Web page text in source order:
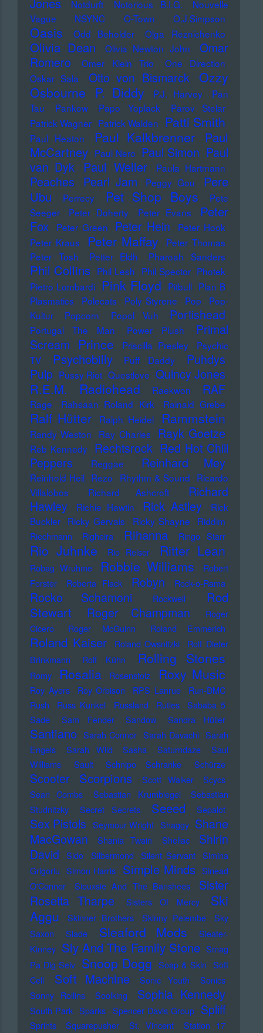
Jones Notdurft Notorious B.I.G.
Nouvelle
Vague
NSYNC O-Town O.J.Simpson
Oasis Odd Beholder Olga Reznichenko
Olivia Dean Olivia Newton John
Omar
Romero
Omer Klein Trio
One Direction
Oskar Sala
Otto von Bismarck Ozzy
Osbourne
P. Diddy P.J. Harvey
Pan
Tau
Pankow Papo Yoplack
Parov Stelar
Patrick Wagner Patrick Walden Patti Smith
Paul Heaton Paul Kalkbrenner
Paul
McCartney Paul Nero Paul Simon Paul
van Dyk Paul Weller Paula Hartmann
Peaches Pearl Jam Peggy Gou
Pere
Ubu
Perrecy Pet Shop Boys
Pete
Seeger
Peter Doherty Peter Evans
Peter
Fox
Peter Green Peter Hein
Peter Hook
Peter Kraus
Peter Maffay
Peter Thomas
Peter Tosh
Petter Eldh Pharoah Sanders
Phil Collins Phil Lesh Phil Spector Photek
Pietro Lombardi
Pink Floyd Pitbull Plan B
Plasmatics
Polecats Poly Styrene Pop
Pop-
Kultur
Popcorn Popol Vuh Portishead
Portugal The Man Power Plush
Primal
Scream
Prince Priscilla Presley
Psychic
TV
Psychobilly Puff Daddy
Puhdys
Pulp Pussy Riot Questlove Quincy Jones
R.E.M. Radiohead Raekwon RAF
Rage Rahsaan Roland Kirk Rainald Grebe
Ralf Hütter Ralph Heidel Rammstein
Randy Weston Ray Charles Rayk Goetze
Reb Kennedy Rechtsrock Red Hot Chili
Peppers
Reggae Reinhard Mey
Reinhold Heil Rezo Rhythm & Sound Ricardo
Villalobos
Richard Ashcroft
Richard
Hawley
Richie Hawtin Rick Astley
Rick
Buckler
Ricky Gervais Ricky Shayne Riddim
Riechmann Righeira Rihanna Ringo Starr
Rio Juhnke Rio Reiser Ritter Lean
Robag Wruhme Robbie Williams
Robert
Forster
Roberta Flack Robyn Rock-o-Rama
Rocko Schamoni Rockwell
Rod
Stewart
Roger Champman
Roger
Cicero
Roger McGuinn Roland Emmerich
Roland Kaiser Roland Owsnitzki
Rolf Dieter
Brinkmann
Rolf Kühn Rolling Stones
Romy Rosalia Rosenstolz Roxy Music
Roy Ayers Roy Orbison RPS Lanrue
Run-DMC
Rush
Russ Kunkel Russland Rutles
Sababa 5
Sade
Sam Fender Sandow Sandra Hüller
Santiano Sarah Connor Sarah Davachi Sarah
Engels
Sarah Wild Sasha Saturndaze
Saul
Williams
Sault Schnipo Schranke Schürze
Scooter Scorpions Scott Walker
Scycs
Sean Combs
Sebastian Krumbiegel
Sebastian
Studnitzky
Secret Secrets Seeed Sepalot
Sex Pistols Seymour Wright Shaggy Shane
MacGowan
Shania Twain Shellac
Shirin
David
Sido Silbermond Silent Servant Simina
Grigoriu Simon Harris Simple Minds Sinead
O'Connor
Siouxsie And The Banshees
Sister
Rosetta Tharpe
Sisters Of Mercy
Ski
Aggu
Skinner Brothers Skinny Pelembe
Sky
Saxon
Slade Sleaford Mods
Sleater-
Kinney Sly And The Family Stone Smag
Pa Dig Selv Snoop Dogg Soap & Skin Soft
Cell
Soft Machine Sonic Youth
Sonics
Sonny Rollins
Soolking Sophia Kennedy
South Park Sparks Spencer Davis Group Spliff
Sprints Squarepusher St. Vincent
Station 17